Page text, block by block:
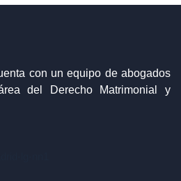
con un equipo de abogados
del Derecho Matrimonial y